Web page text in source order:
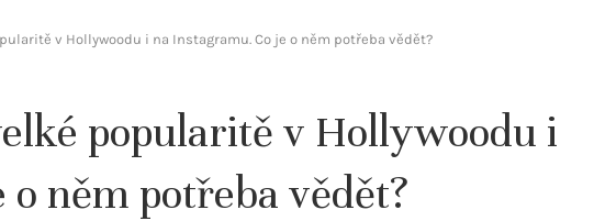
v Hollywoodu i na Instagramu. Co je o něm potřeba vědět?
popularitě v Hollywoodu i
něm potřeba vědět?